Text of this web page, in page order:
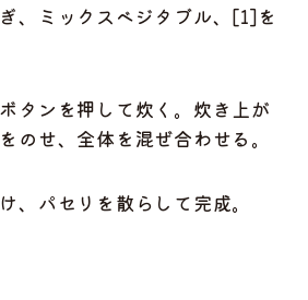
、ミックスベジタブル、[1]を
タンを押して炊く。炊き上が
のせ、全体を混ぜ合わせる。
、パセリを散らして完成。